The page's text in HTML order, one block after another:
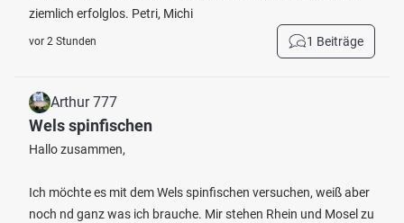
ziemlich erfolglos. Petri, Michi
vor 2 Stunden 1 Beiträge
Arthur 777
Wels spinfischen
Hallo zusammen,
Ich möchte es mit dem Wels spinfischen versuchen, weiß aber
noch nd ganz was ich brauche. Mir stehen Rhein und Mosel zu